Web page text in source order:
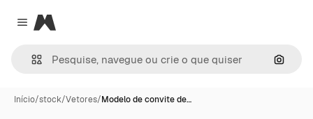
Close menu
Magnific
Início/stock/Vetores/Modelo de convite de…